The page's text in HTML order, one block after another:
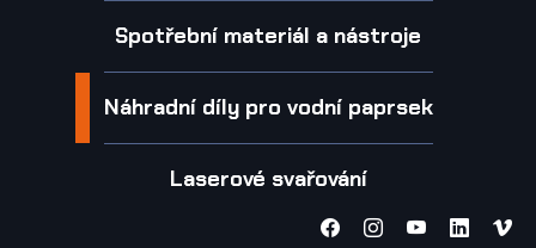
Spotřební materiál a nástroje
Náhradní díly pro vodní paprsek
Laserové svařování